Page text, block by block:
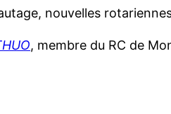
nouvelles
, membre du RC de